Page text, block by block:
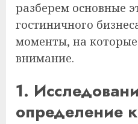
разберем основные
гостиничного
моменты, на которые
внимание.
1.
определение